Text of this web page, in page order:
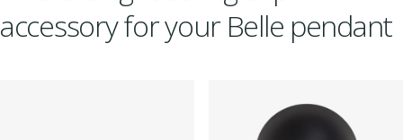
accessory for your Belle pendant